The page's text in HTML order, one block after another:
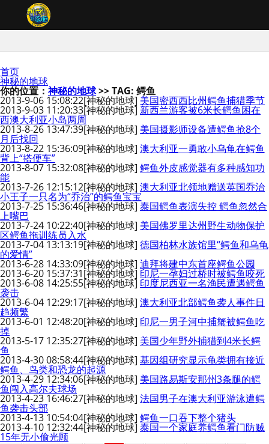
首页
神秘的地球
你的位置：神秘的地球>> TAG: 鳄鱼
2013-9-06 15:08:22[神秘的地球] 美国密西西比州鳄鱼捕猎季节
2013-9-03 11:20:33[神秘的地球] 新西兰游客被6米长鳄鱼困在
西澳大利亚小岛两周
2013-8-26 13:47:39[神秘的地球] 美国摄影师设备遭鳄鱼抢8个
月后找回
2013-8-22 15:36:09[神秘的地球] 澳大利亚一勇敢小乌龟在鳄鱼
背上“搭便车”
2013-8-07 15:32:08[神秘的地球] 鳄鱼外皮感觉器有多种感知功
能
2013-7-26 12:15:12[神秘的地球] 澳大利亚北领地赠送英国乔治
小王子一只名为“乔治”的鳄鱼宝宝
2013-7-25 15:36:46[神秘的地球] 泰国鳄鱼表演失控 鳄鱼忽然合
上嘴巴
2013-7-24 10:22:40[神秘的地球] 美国佛罗里达州野生动物保护
区鳄鱼拖训练员入水
2013-7-04 13:13:19[神秘的地球] 德国柏林水族馆里“鳄鱼和乌龟
的爱情”
2013-6-28 14:33:09[神秘的地球] 迪拜将建中东首座鳄鱼公园
2013-6-20 15:37:31[神秘的地球] 印尼一孕妇过桥时被鳄鱼咬死
2013-6-08 14:25:55[神秘的地球] 印度尼西亚一名渔民遭遇鳄鱼
袭击
2013-6-04 12:29:17[神秘的地球] 澳大利亚北部鳄鱼袭人事件日
趋频繁
2013-6-01 12:48:20[神秘的地球] 印尼一男子河中捕蟹被鳄鱼吃
掉
2013-5-17 12:35:27[神秘的地球] 美国少年野外捕猎到4米长鳄
鱼
2013-4-30 08:58:44[神秘的地球] 基因组研究显示龟类拥有接近
鳄鱼、鸟类和恐龙的起源
2013-4-29 12:34:06[神秘的地球] 美国路易斯安那州3条腿的鳄
鱼闯入高尔夫球场
2013-4-23 16:46:27[神秘的地球] 法国男子在澳大利亚游泳遭鳄
鱼袭击头部
2013-4-13 10:54:04[神秘的地球] 鳄鱼一口吞下整个猪头
2013-4-10 12:32:44[神秘的地球] 泰国一个家庭养鳄鱼看门防贼
15年无小偷光顾